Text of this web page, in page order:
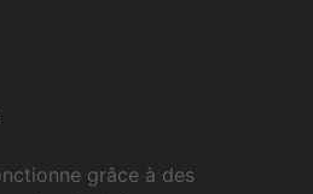
grâce à des